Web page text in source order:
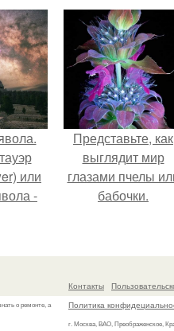
нанесла".
или
-
Представьте, как
выглядит мир
глазами пчелы
бабочки.
о ремонте, а
Контакты
Политика
г. Москва, ВАО, Преображенское,